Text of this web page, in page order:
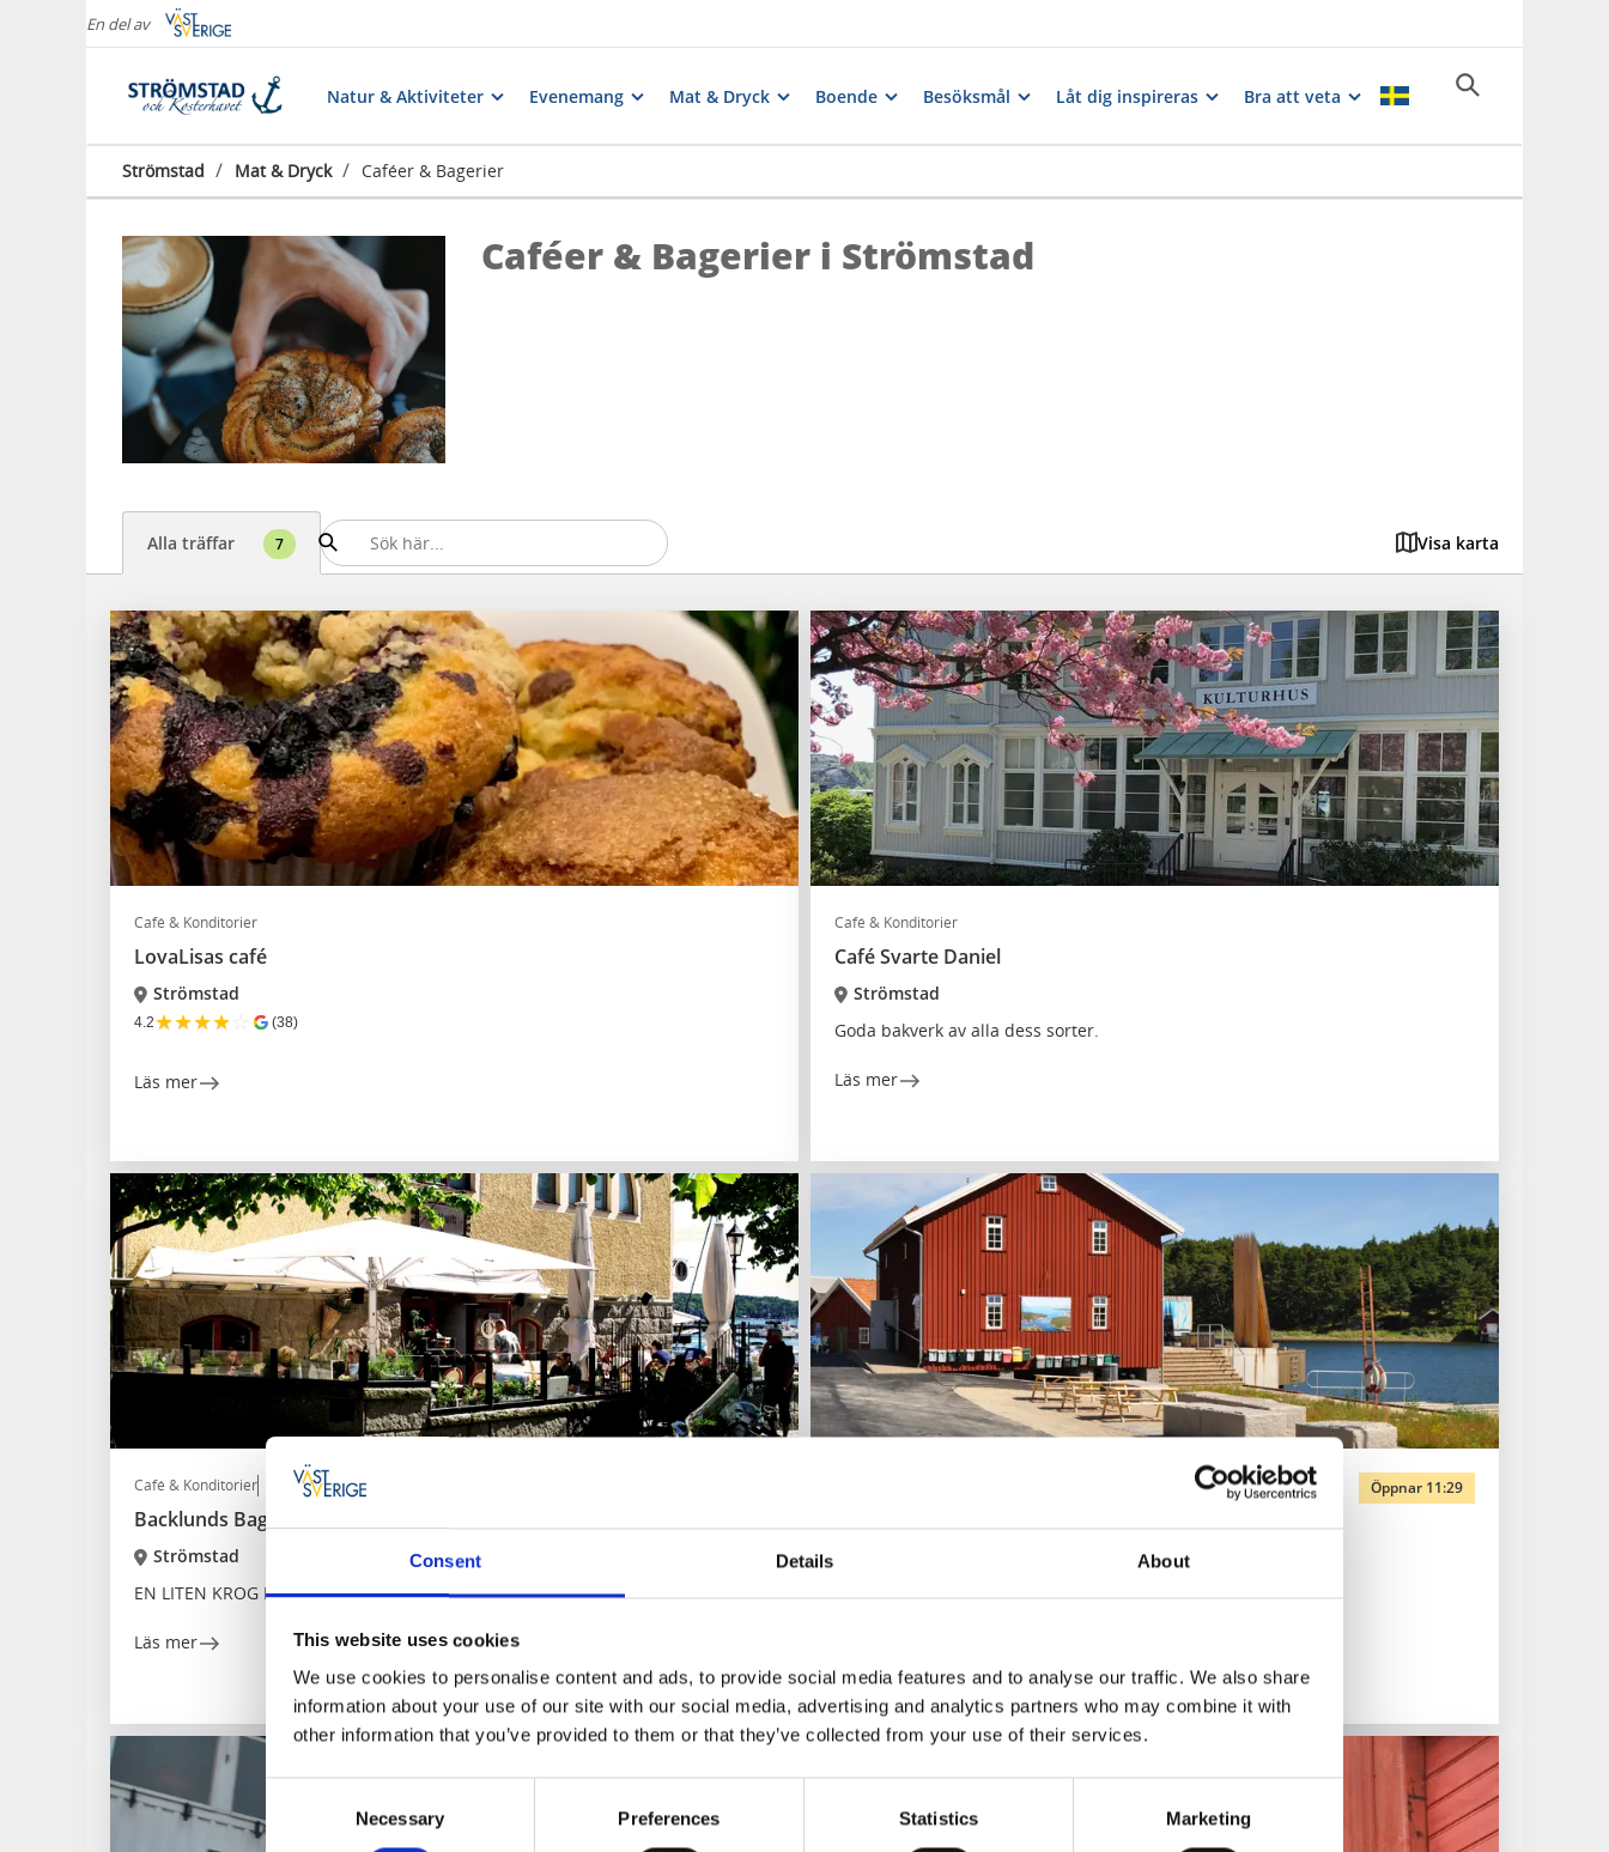
Consent Details About
This website uses cookies
We use cookies to personalise content and ads, to provide social media features and to analyse our traffic. We also share
information about your use of our site with our social media, advertising and analytics partners who may combine it with
other information that you’ve provided to them or that they’ve collected from your use of their services.
Selection
Necessary Preferences Statistics Marketing
En del av
Natur & Aktiviteter Evenemang Mat & Dryck Boende Besöksmål Låt dig inspireras Bra att veta
Strömstad / Mat & Dryck / Caféer & Bagerier
Caféer & Bagerier i Strömstad
Alla träffar 7 Visa karta
Café & Konditorier
LovaLisas café
Strömstad
4.2★★★★☆ (38)
Läs mer
Café & Konditorier
Café Svarte Daniel
Strömstad
Goda bakverk av alla dess sorter.
Läs mer
Café & Konditorier Restaurang
Backlunds Bageri Bistro Bar
Strömstad
EN LITEN KROG MED STOR TANKE & OMSORG
Läs mer
Öppnar 11:29
Café, restaurang och Kosterhavsutställning